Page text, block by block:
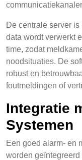
De centrale server
data wordt verwerkt
time, zodat
noodsituaties. De
robust en
foutmeldingen of
Integratie
Systemen
Een goed alarm- en
worden